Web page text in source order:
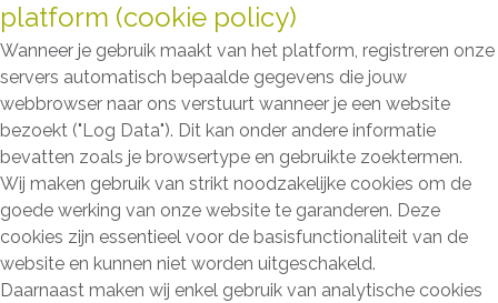
platform (cookie policy)
Wanneer je gebruik maakt van het platform, registreren onze
servers automatisch bepaalde gegevens die jouw
webbrowser naar ons verstuurt wanneer je een website
bezoekt ("Log Data"). Dit kan onder andere informatie
bevatten zoals je browsertype en gebruikte zoektermen.
Wij maken gebruik van strikt noodzakelijke cookies om de
goede werking van onze website te garanderen. Deze
cookies zijn essentieel voor de basisfunctionaliteit van de
website en kunnen niet worden uitgeschakeld.
Daarnaast maken wij enkel gebruik van analytische cookies